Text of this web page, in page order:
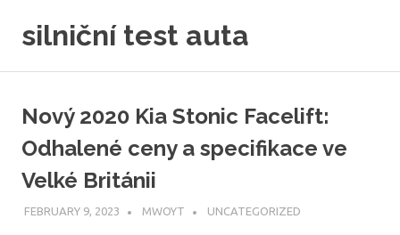
silniční test auta
Nový 2020 Kia Stonic Facelift:
Odhalené ceny a specifikace ve
Velké Británii
FEBRUARY 9, 2023 MWOYT UNCATEGORIZED